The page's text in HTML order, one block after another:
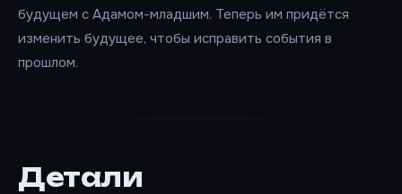
будущем с Адамом-младшим. Теперь им придётся
изменить будущее, чтобы исправить события в
прошлом.
Детали